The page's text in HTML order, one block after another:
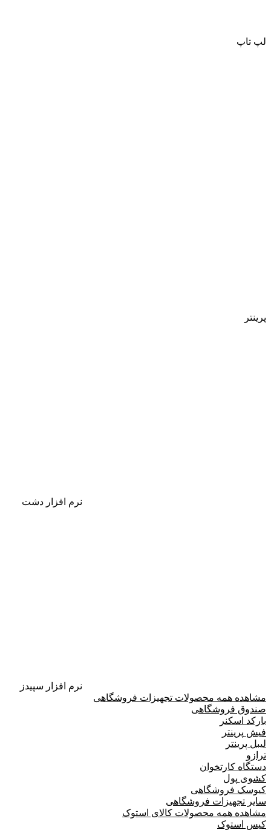
لپ تاپ
پرینتر
نرم افزار دشت
نرم افزار سپیدز
مشاهده همه محصولات تجهیزات فروشگاهی
صندوق فروشگاهی
بارکد اسکنر
فیش پرینتر
لیبل پرینتر
ترازو
دستگاه کارتخوان
کشوی پول
کیوسک فروشگاهی
سایر تجهیزات فروشگاهی
مشاهده همه محصولات کالای استوک
کیس استوک